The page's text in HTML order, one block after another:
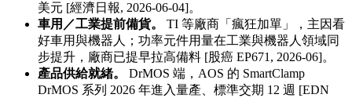
美元 [經濟日報, 2026-06-04]。
車用／工業提前備貨。
TI 等廠商「瘋狂加單」，主因看
好車用與機器人；功率元件用量在工業與機器人領域同
步提升，廠商已提早拉高備料 [股癌 EP671, 2026-06]。
產品供給就緒。
DrMOS 端，AOS 的 SmartClamp
DrMOS 系列 2026 年進入量產、標準交期 12 週 [EDN